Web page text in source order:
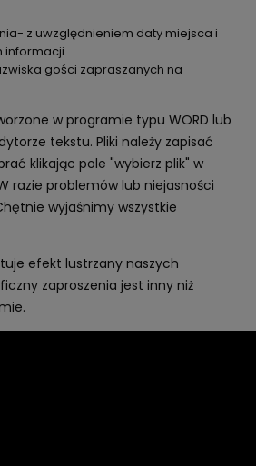
z uwzględnieniem daty miejsca i
informacji
gości zapraszanych na
w programie typu WORD lub
tekstu. Pliki należy zapisać
klikając pole "wybierz plik" w
razie problemów lub niejasności
wyjaśnimy wszystkie
efekt lustrzany naszych
zaproszenia jest inny niż